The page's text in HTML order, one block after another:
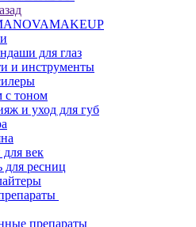
для глаз
и инструменты
с тоном
и уход для губ
век
для ресниц
препараты